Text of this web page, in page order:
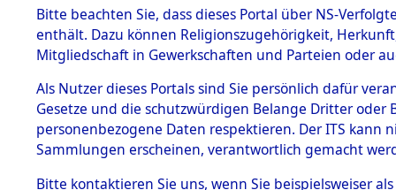
BESTÄNDE
1.
mente
5. Verschiedenes
5.3
Todesmärsche
5.3.1 Alliierte
auf dem
zur
Bitte beachten Sie, dass dieses Portal über NS-
enthält. Dazu können Religionszugehörigkeit,
Mitgliedschaft in Gewerkschaften und Parteien oder
Als Nutzer dieses Portals sind Sie persönlich dafür
Gesetze und die schutzwürdigen Belange Dritter
personenbezogene Daten respektieren. Der ITS
Sammlungen erscheinen, verantwortlich gemacht
Bitte kontaktieren Sie uns, wenn Sie beispielsweiser